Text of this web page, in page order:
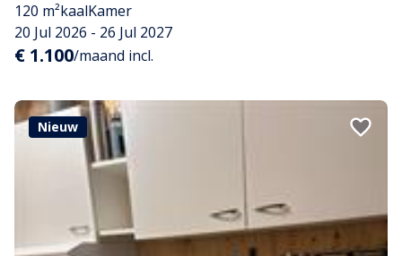
120 m²kaalKamer
20 Jul 2026 - 26 Jul 2027
€ 1.100/maand incl.
Nieuw